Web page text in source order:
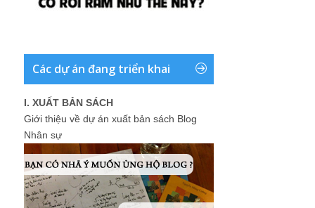
Các dự án đang triển khai
I. XUẤT BẢN SÁCH
Giới thiệu về dự án xuất bản sách Blog
Nhân sự